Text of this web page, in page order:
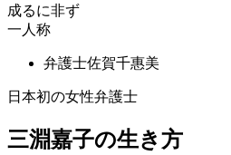
成るに非ず
一人称
弁護士佐賀千惠美
日本初の女性弁護士
三淵嘉子の生き方